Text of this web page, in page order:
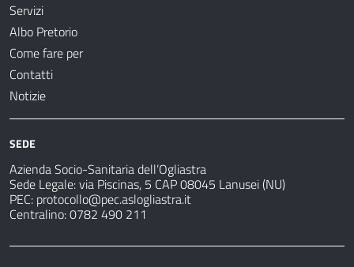
Servizi
Albo Pretorio
Come fare per
Contatti
Notizie
SEDE
Azienda Socio-Sanitaria dell’Ogliastra
Sede Legale: via Piscinas, 5 CAP 08045 Lanusei (NU)
PEC: protocollo@pec.aslogliastra.it
Centralino: 0782 490 211